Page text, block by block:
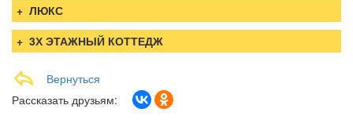
ЛЮКС
3Х ЭТАЖНЫЙ КОТТЕДЖ
Вернуться
Рассказать друзьям: